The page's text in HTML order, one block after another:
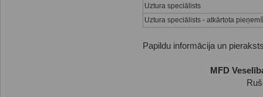
Uztura speciālists
Uztura speciālists - atkārtota
Papildu informācija un
MFD